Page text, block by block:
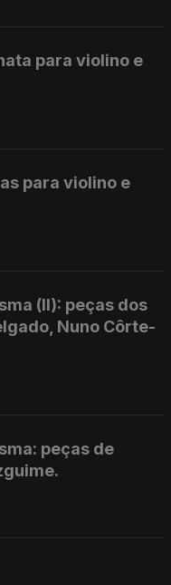
para violino e
para violino e
(II): peças dos
Nuno Côrte-
peças de